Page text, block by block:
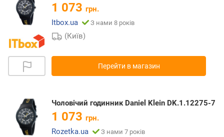
1 073 грн.
Itbox.ua
З нами 8 років
(Київ)
Перейти в магазин
Чоловічий годинник Daniel Klein DK.1.12275-7
1 073 грн.
Rozetka.ua
З нами 7 років